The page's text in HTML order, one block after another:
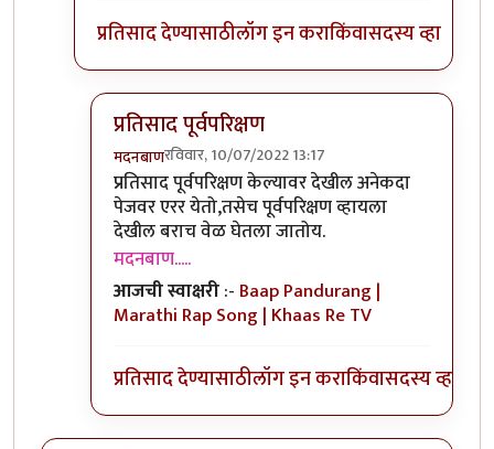
प्रतिसाद देण्यासाठीलॉग इन कराकिंवासदस्य व्हा
प्रतिसाद पूर्वपरिक्षण
मदनबाणरविवार, 10/07/2022 13:17
In reply toToo Many Connections हा मेसेज
प्रतिसाद पूर्वपरिक्षण केल्यावर देखील अनेकदा
पेजवर एरर येतो,तसेच पूर्वपरिक्षण व्हायला
देखील बराच वेळ घेतला जातोय.
मदनबाण.....
आजची स्वाक्षरी:- Baap Pandurang |
Marathi Rap Song | Khaas Re TV
प्रतिसाद देण्यासाठीलॉग इन कराकिंवासदस्य व्हा